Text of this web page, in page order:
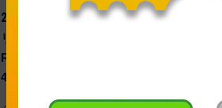
2025.08.28
リズム時計工業 PARAPPA THE
RAPPER 目覚まし時計
4SE428RH ...